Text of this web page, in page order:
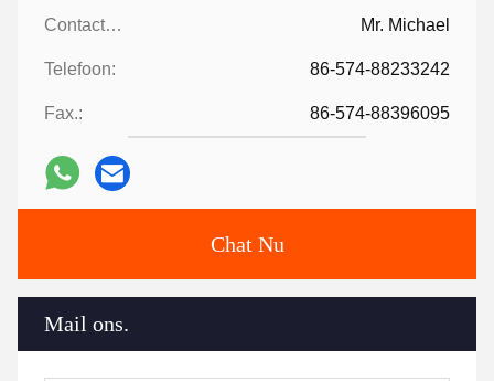
Contactpersonen: Mr. Michael
Telefoon: 86-574-88233242
Fax.: 86-574-88396095
Chat Nu
Mail ons.